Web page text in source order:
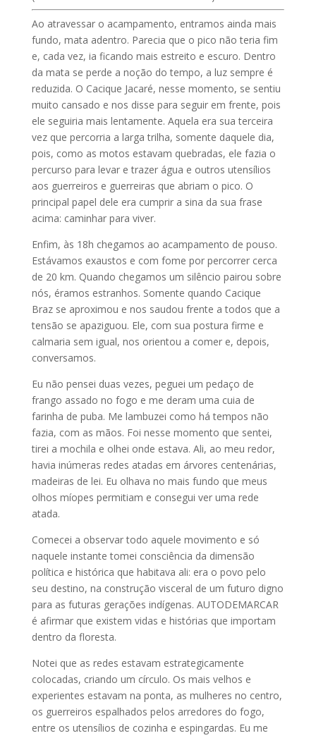
Ao atravessar o acampamento, entramos ainda mais
fundo, mata adentro. Parecia que o pico não teria fim
e, cada vez, ia ficando mais estreito e escuro. Dentro
da mata se perde a noção do tempo, a luz sempre é
reduzida. O Cacique Jacaré, nesse momento, se sentiu
muito cansado e nos disse para seguir em frente, pois
ele seguiria mais lentamente. Aquela era sua terceira
vez que percorria a larga trilha, somente daquele dia,
pois, como as motos estavam quebradas, ele fazia o
percurso para levar e trazer água e outros utensílios
aos guerreiros e guerreiras que abriam o pico. O
principal papel dele era cumprir a sina da sua frase
acima: caminhar para viver.
Enfim, às 18h chegamos ao acampamento de pouso.
Estávamos exaustos e com fome por percorrer cerca
de 20 km. Quando chegamos um silêncio pairou sobre
nós, éramos estranhos. Somente quando Cacique
Braz se aproximou e nos saudou frente a todos que a
tensão se apaziguou. Ele, com sua postura firme e
calmaria sem igual, nos orientou a comer e, depois,
conversamos.
Eu não pensei duas vezes, peguei um pedaço de
frango assado no fogo e me deram uma cuia de
farinha de puba. Me lambuzei como há tempos não
fazia, com as mãos. Foi nesse momento que sentei,
tirei a mochila e olhei onde estava. Ali, ao meu redor,
havia inúmeras redes atadas em árvores centenárias,
madeiras de lei. Eu olhava no mais fundo que meus
olhos míopes permitiam e consegui ver uma rede
atada.
Comecei a observar todo aquele movimento e só
naquele instante tomei consciência da dimensão
política e histórica que habitava ali: era o povo pelo
seu destino, na construção visceral de um futuro digno
para as futuras gerações indígenas. AUTODEMARCAR
é afirmar que existem vidas e histórias que importam
dentro da floresta.
Notei que as redes estavam estrategicamente
colocadas, criando um círculo. Os mais velhos e
experientes estavam na ponta, as mulheres no centro,
os guerreiros espalhados pelos arredores do fogo,
entre os utensílios de cozinha e espingardas. Eu me